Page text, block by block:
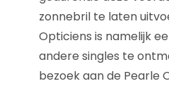
zonnebril te laten
Opticiens is namelijk
andere singles te
bezoek aan de